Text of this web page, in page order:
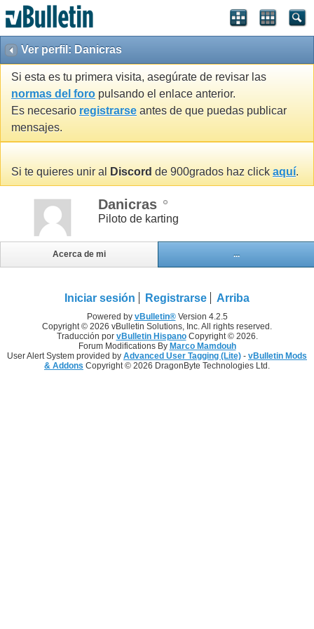
Ver perfil: Danicras
Si esta es tu primera visita, asegúrate de revisar las
normas del foro pulsando el enlace anterior.
Es necesario registrarse antes de que puedas publicar
mensajes.
Si te quieres unir al Discord de 900grados haz click aquí.
Danicras
Piloto de karting
Acerca de mi ...
Iniciar sesión Registrarse Arriba
Powered by vBulletin®Version 4.2.5
Copyright © 2026 vBulletin Solutions, Inc. All rights reserved.
Traducción por vBulletin HispanoCopyright © 2026.
Forum Modifications By Marco Mamdouh
User Alert System provided by Advanced User Tagging (Lite) - vBulletin Mods
& Addons Copyright © 2026 DragonByte Technologies Ltd.